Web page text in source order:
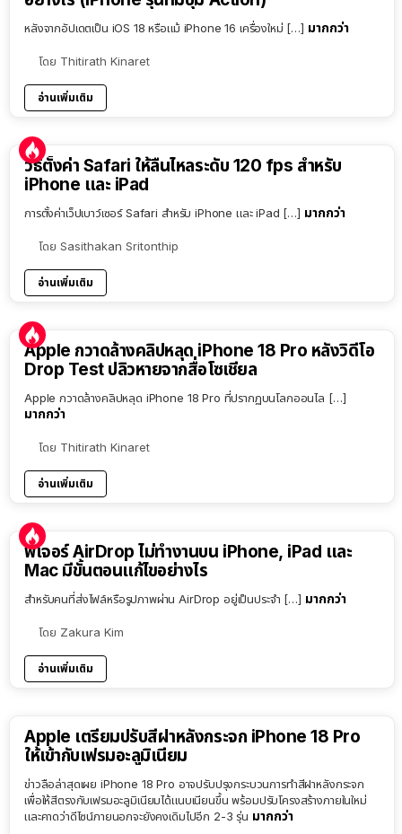
หลังจากอัปเดตเป็น iOS 18 หรือแม้ iPhone 16 เครื่องใหม่ […] มากกว่า
โดย Thitirath Kinaret
อ่านเพิ่มเติม
วิธีตั้งค่า Safari ให้ลื่นไหลระดับ 120 fps สำหรับ
iPhone และ iPad
การตั้งค่าเว็ปเบาว์เซอร์ Safari สำหรับ iPhone และ iPad […] มากกว่า
โดย Sasithakan Sritonthip
อ่านเพิ่มเติม
Apple กวาดล้างคลิปหลุด iPhone 18 Pro หลังวิดีโอ
Drop Test ปลิวหายจากสื่อโซเชียล
Apple กวาดล้างคลิปหลุด iPhone 18 Pro ที่ปรากฏบนโลกออนไล […]
มากกว่า
โดย Thitirath Kinaret
อ่านเพิ่มเติม
ฟีเจอร์ AirDrop ไม่ทำงานบน iPhone, iPad และ
Mac มีขั้นตอนแก้ไขอย่างไร
สำหรับคนที่ส่งไฟล์หรือรูปภาพผ่าน AirDrop อยู่เป็นประจำ […] มากกว่า
โดย Zakura Kim
อ่านเพิ่มเติม
Apple เตรียมปรับสีฝาหลังกระจก iPhone 18 Pro
ให้เข้ากับเฟรมอะลูมิเนียม
ข่าวลือล่าสุดเผย iPhone 18 Pro อาจปรับปรุงกระบวนการทำสีฝาหลังกระจก
เพื่อให้สีตรงกับเฟรมอะลูมิเนียมได้แนบเนียนขึ้น พร้อมปรับโครงสร้างภายในใหม่
และคาดว่าดีไซน์ภายนอกจะยังคงเดิมไปอีก 2-3 รุ่น มากกว่า